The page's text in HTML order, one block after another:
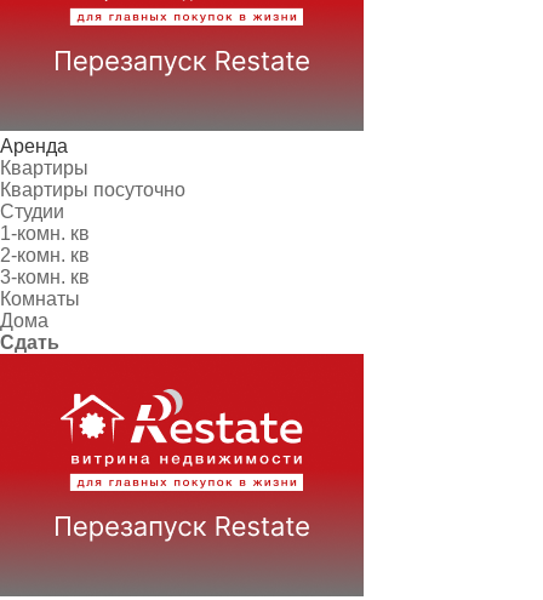
Аренда
Квартиры
Квартиры посуточно
Студии
1-комн. кв
2-комн. кв
3-комн. кв
Комнаты
Дома
Сдать